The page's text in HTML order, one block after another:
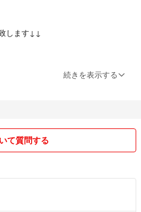
します↓↓
を心掛けておりますが、返信が遅く
、削除させて頂く場合があります。
遠慮下さい。
とさせて頂きます。
続きを表示する
て質問する